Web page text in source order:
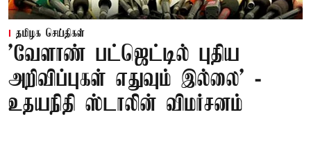
தமிழக செய்திகள்
'வேளாண் பட்ஜெட்டில் புதிய
அறிவிப்புகள் எதுவும் இல்லை' -
உதயநிதி ஸ்டாலின் விமர்சனம்